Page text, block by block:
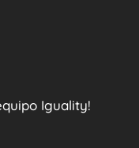
Iguality!